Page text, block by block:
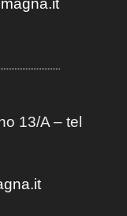
13/A– tel